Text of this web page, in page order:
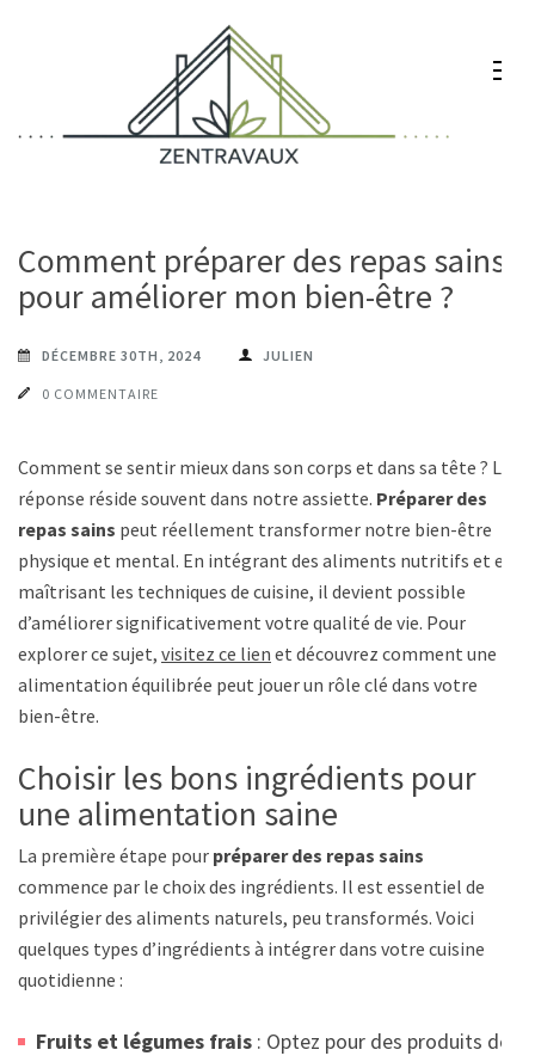
Comment préparer des repas sains
pour améliorer mon bien-être ?
DÉCEMBRE 30TH, 2024 JULIEN
0 COMMENTAIRE
Comment se sentir mieux dans son corps et dans sa tête ? La
réponse réside souvent dans notre assiette. Préparer des
repas sains peut réellement transformer notre bien-être
physique et mental. En intégrant des aliments nutritifs et en
maîtrisant les techniques de cuisine, il devient possible
d’améliorer significativement votre qualité de vie. Pour
explorer ce sujet, visitez ce lien et découvrez comment une
alimentation équilibrée peut jouer un rôle clé dans votre
bien-être.
Choisir les bons ingrédients pour
une alimentation saine
La première étape pour préparer des repas sains
commence par le choix des ingrédients. Il est essentiel de
privilégier des aliments naturels, peu transformés. Voici
quelques types d’ingrédients à intégrer dans votre cuisine
quotidienne :
Fruits et légumes frais : Optez pour des produits de